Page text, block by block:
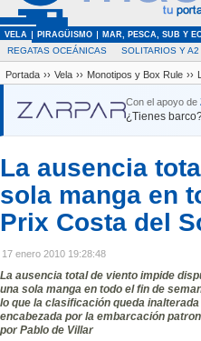
VELA PIRAGÜISMO MAR, PESCA, SUB Y
REGATAS OCEÁNICAS SOLITARIOS Y A2
Portada ›› Vela ›› Monotipos y Box Rule ››
Con el apoyo de
¿Tienes
La ausencia
sola manga en
Prix Costa del
17 enero 2010 19:28:48
La ausencia total de viento impide
una sola manga en todo el fin de
lo que la clasificación queda inalterada
encabezada por la embarcación
por Pablo de Villar